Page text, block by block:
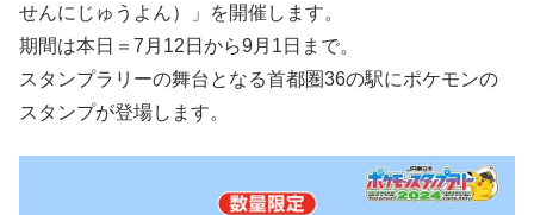
せんにじゅうよん）」を開催します。
期間は本日＝7月12日から9月1日まで。
スタンプラリーの舞台となる首都圏36の駅にポケモンの
スタンプが登場します。